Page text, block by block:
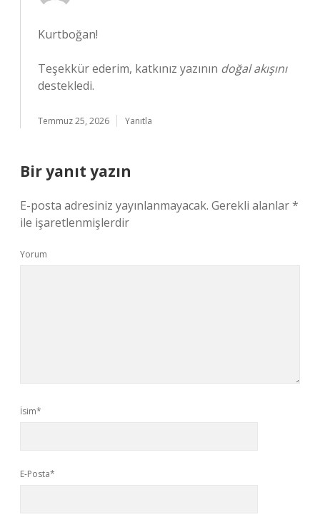
Kurtboğan!
Teşekkür ederim, katkınız yazının doğal akışını
destekledi.
Temmuz 25, 2026 Yanıtla
Bir yanıt yazın
E-posta adresiniz yayınlanmayacak. Gerekli alanlar*
ile işaretlenmişlerdir
Yorum
İsim*
E-Posta*